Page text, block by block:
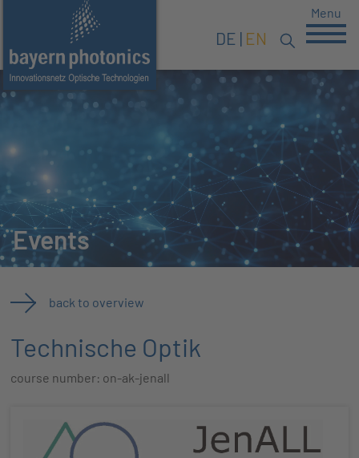
DE EN
Menu
Events
back to overview
Technische Optik
course number: on-ak-jenall